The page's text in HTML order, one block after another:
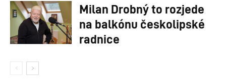
Milan Drobný to rozjede
na balkónu českolipské
radnice